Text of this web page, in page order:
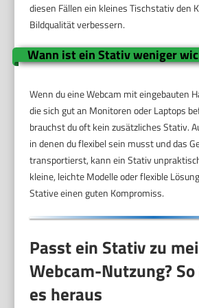
diesen Fällen ein kleines Tischstativ den
Bildqualität verbessern.
Wann ist ein Stativ weniger
Wenn du eine Webcam mit eingebauten
die sich gut an Monitoren oder Laptops
brauchst du oft kein zusätzliches Stativ.
in denen du flexibel sein musst und das
transportierst, kann ein Stativ
kleine, leichte Modelle oder flexible
Stative einen guten Kompromiss.
Passt ein Stativ zu
Webcam-Nutzung?
es heraus